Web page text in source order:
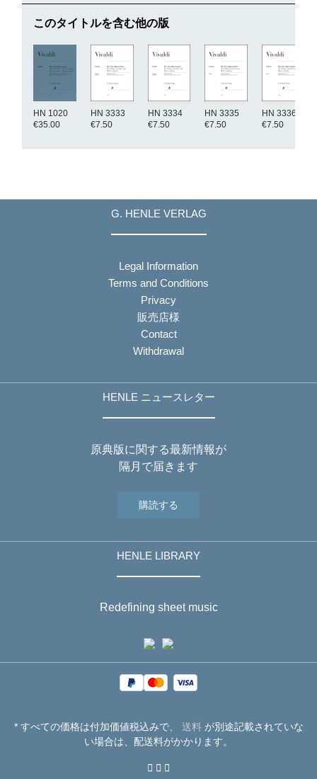
このタイトルを含む他の版
HN 1020
€35.00
HN 3333
€7.50
HN 3334
€7.50
HN 3335
€7.50
HN 3336
€7.50
G. HENLE VERLAG
Legal Information
Terms and Conditions
Privacy
販売店様
Contact
Withdrawal
HENLE ニュースレター
原典版に関する最新情報が
隔月で届きます
購読する
HENLE LIBRARY
Redefining sheet music
* すべての価格は付加価値税込みで、 送料が別途記載されていな
い場合は、配送料がかかります。